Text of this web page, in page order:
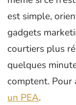
est simple,
gadgets
courtiers plus
quelques
comptent.
un PEA.